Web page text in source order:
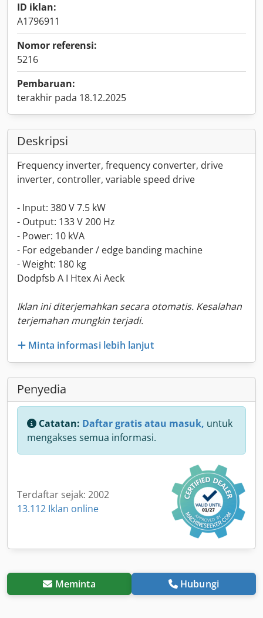
ID iklan:
A1796911
Nomor referensi:
5216
Pembaruan:
terakhir pada 18.12.2025
Deskripsi
Frequency inverter, frequency converter, drive
inverter, controller, variable speed drive
- Input: 380 V 7.5 kW
- Output: 133 V 200 Hz
- Power: 10 kVA
- For edgebander / edge banding machine
- Weight: 180 kg
Dodpfsb A I Htex Ai Aeck
Iklan ini diterjemahkan secara otomatis. Kesalahan
terjemahan mungkin terjadi.
Minta informasi lebih lanjut
Penyedia
Catatan: Daftar gratis atau masuk, untuk
mengakses semua informasi.
Terdaftar sejak: 2002
13.112 Iklan online
Meminta Hubungi